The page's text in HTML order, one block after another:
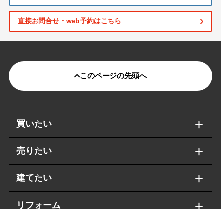
直接お問合せ・web予約はこちら
このページの先頭へ
買いたい
売りたい
建てたい
リフォーム